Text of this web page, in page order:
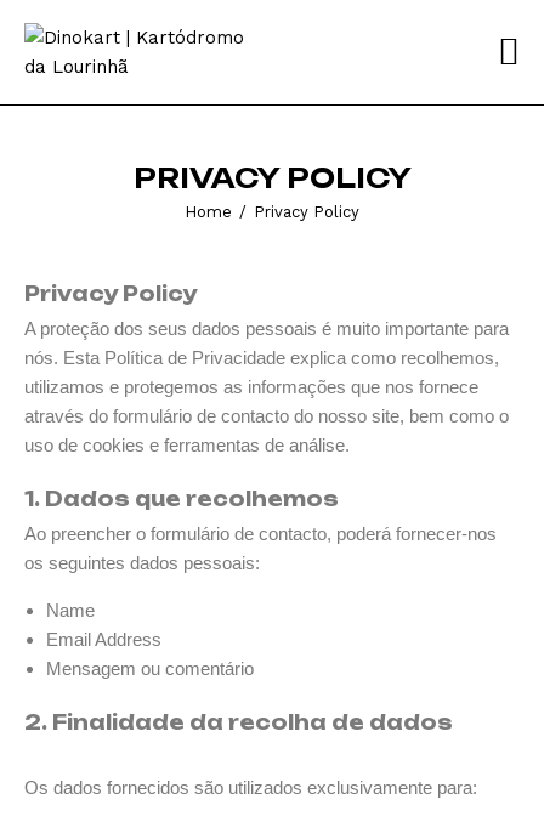
PRIVACY POLICY
Home Privacy Policy
ABOUT US
SERVICES
CONTACTS
PT
Privacy Policy
A proteção dos seus dados pessoais é muito importante para
nós. Esta Política de Privacidade explica como recolhemos,
utilizamos e protegemos as informações que nos fornece
através do formulário de contacto do nosso site, bem como o
uso de cookies e ferramentas de análise.
1. Dados que recolhemos
Ao preencher o formulário de contacto, poderá fornecer-nos
os seguintes dados pessoais:
Name
Email Address
Mensagem ou comentário
2. Finalidade da recolha de dados
Os dados fornecidos são utilizados exclusivamente para: